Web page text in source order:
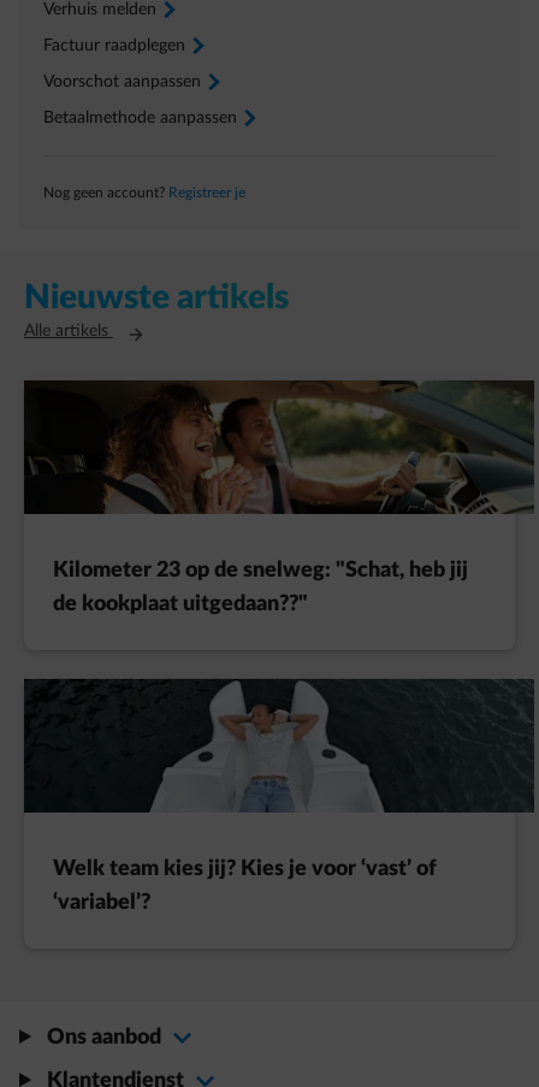
Verhuis melden arrow-right
Factuur raadplegen arrow-right
Voorschot aanpassen arrow-right
Betaalmethode aanpassen arrow-right
Nog geen account? Registreer je
Nieuwste artikels
Alle artikels Opent in een nieuw tabblad
Kilometer 23 op de snelweg: "Schat, heb jij
de kookplaat uitgedaan??"
Welk team kies jij? Kies je voor ‘vast’ of
‘variabel’?
Ons aanbod
Klantendienst